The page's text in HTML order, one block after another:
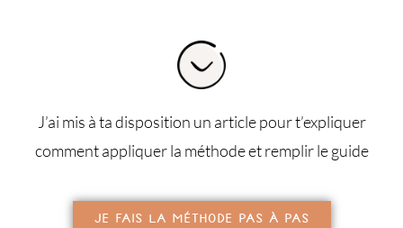
J’ai mis à ta disposition un article pour t’expliquer
comment appliquer la méthode et remplir le guide
JE FAIS LA MÉTHODE PAS À PAS